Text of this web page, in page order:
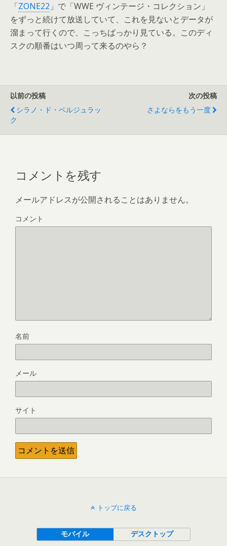
「ZONE22 」で「WWE ヴィンテージ・コレクション」
をずっと続けて放送していて、これを見ないとデータが
溜まって行くので、こっちばっかり見ている。このディ
スクの順番はいつ周って来るのやら？
以前の投稿
シラノ・ド・ベルジュラッ
ク
次の投稿
さよならをもう一度
コメントを残す
メールアドレスが公開されることはありません。
コメント
名前
メール
サイト
トップに戻る
モバイル デスクトップ